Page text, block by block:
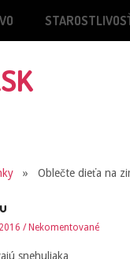
» Oblečte dieťa na
/ Nekomentované